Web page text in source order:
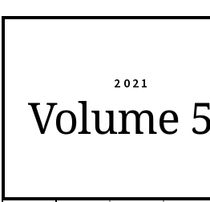
2021
Volume